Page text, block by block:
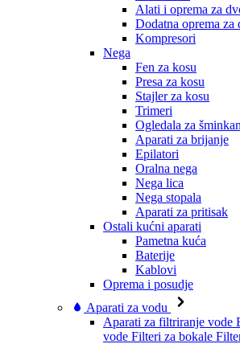
Alati i oprema za
Dodatna oprema za
Kompresori
Nega
Fen za kosu
Presa za kosu
Stajler za kosu
Trimeri
Ogledala za
Aparati za brijanje
Epilatori
Oralna nega
Nega lica
Nega stopala
Aparati za pritisak
Ostali kućni aparati
Pametna kuća
Baterije
Kablovi
Oprema i posudje
Aparati za vodu
Aparati za filtriranje vode
vode Filteri za bokale